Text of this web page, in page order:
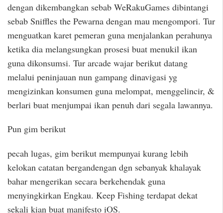
dengan dikembangkan sebab WeRakuGames dibintangi
sebab Sniffles the Pewarna dengan mau mengompori. Tur
menguatkan karet pemeran guna menjalankan perahunya
ketika dia melangsungkan prosesi buat menukil ikan
guna dikonsumsi. Tur arcade wajar berikut datang
melalui peninjauan nun gampang dinavigasi yg
mengizinkan konsumen guna melompat, menggelincir, &
berlari buat menjumpai ikan penuh dari segala lawannya.
Pun gim berikut
pecah lugas, gim berikut mempunyai kurang lebih
kelokan catatan bergandengan dgn sebanyak khalayak
bahar mengerikan secara berkehendak guna
menyingkirkan Engkau. Keep Fishing terdapat dekat
sekali kian buat manifesto iOS.